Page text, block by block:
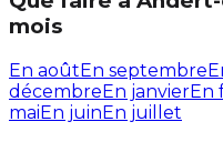
mois
En aoûtEn septembre
décembreEn janvierEn
maiEn juinEn juillet